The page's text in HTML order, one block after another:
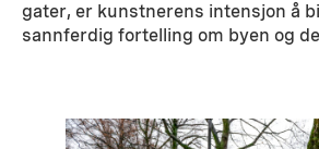
gater, er kunstnerens intensjon å
sannferdig fortelling om byen og